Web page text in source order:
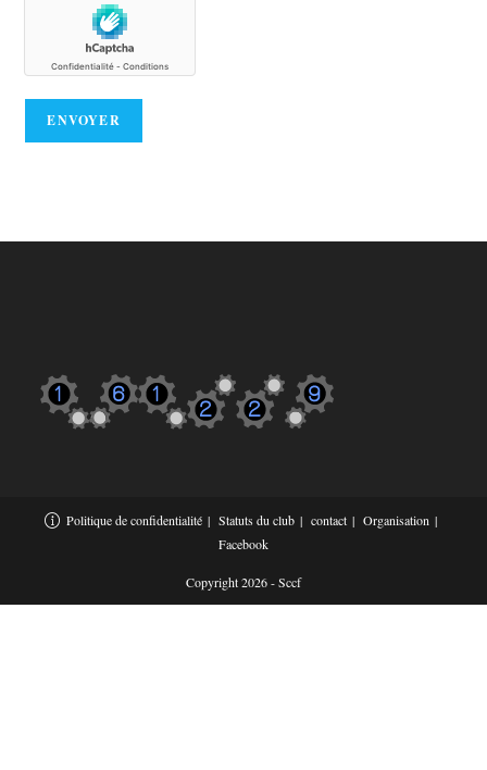
Politique de confidentialité Statuts du club contact
Organisation
Facebook
Copyright 2026 - Sccf